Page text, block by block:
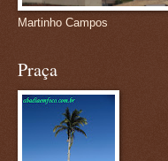
Martinho Campos
Praça